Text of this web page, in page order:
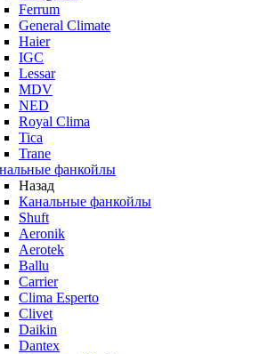
Ferrum
General Climate
Haier
IGC
Lessar
MDV
NED
Royal Clima
Tica
Trane
фанкойлы
Назад
Канальные фанкойлы
Shuft
Aeronik
Aerotek
Ballu
Carrier
Clima Esperto
Clivet
Daikin
Dantex